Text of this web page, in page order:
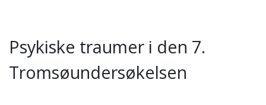
Psykiske traumer i den 7.
Tromsøundersøkelsen